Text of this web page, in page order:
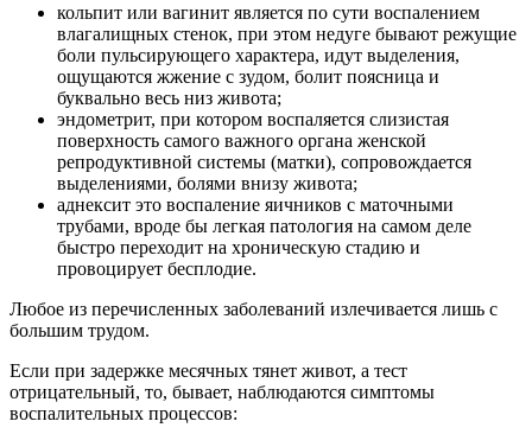
кольпит или вагинит является по сути воспалением
влагалищных стенок, при этом недуге бывают режущие
боли пульсирующего характера, идут выделения,
ощущаются жжение с зудом, болит поясница и
буквально весь низ живота;
эндометрит, при котором воспаляется слизистая
поверхность самого важного органа женской
репродуктивной системы (матки), сопровождается
выделениями, болями внизу живота;
аднексит это воспаление яичников с маточными
трубами, вроде бы легкая патология на самом деле
быстро переходит на хроническую стадию и
провоцирует бесплодие.
Любое из перечисленных заболеваний излечивается лишь с
большим трудом.
Если при задержке месячных тянет живот, а тест
отрицательный, то, бывает, наблюдаются симптомы
воспалительных процессов: